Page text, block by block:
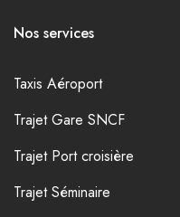
Nos services
Taxis Aéroport
Trajet Gare SNCF
Trajet Port croisière
Trajet Séminaire